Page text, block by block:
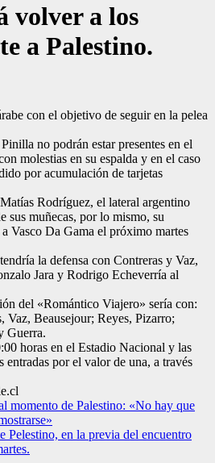
volver a los
a Palestino.
con el objetivo de seguir en la pelea
no podrán estar presentes en el
molestias en su espalda y en el caso
por acumulación de tarjetas
Rodríguez, el lateral argentino
sus muñecas, por lo mismo, su
Vasco Da Gama el próximo martes
la defensa con Contreras y Vaz,
Jara y Rodrigo Echeverría al
del «Romántico Viajero» sería con:
Vaz, Beausejour; Reyes, Pizarro;
Guerra.
horas en el Estadio Nacional y las
entradas por el valor de una, a través
momento de Palestino: «No hay que
Pelestino, en la previa del encuentro